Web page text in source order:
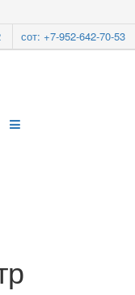
сот: +7-952-642-70-53